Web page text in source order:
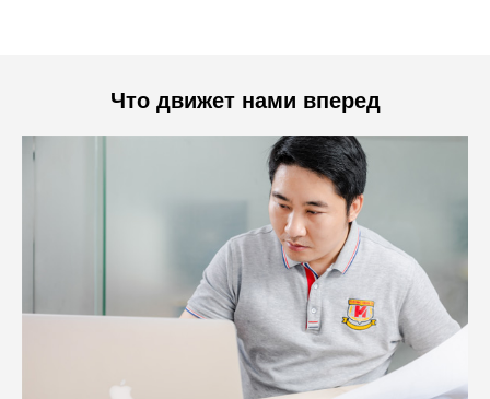
Что движет нами вперед